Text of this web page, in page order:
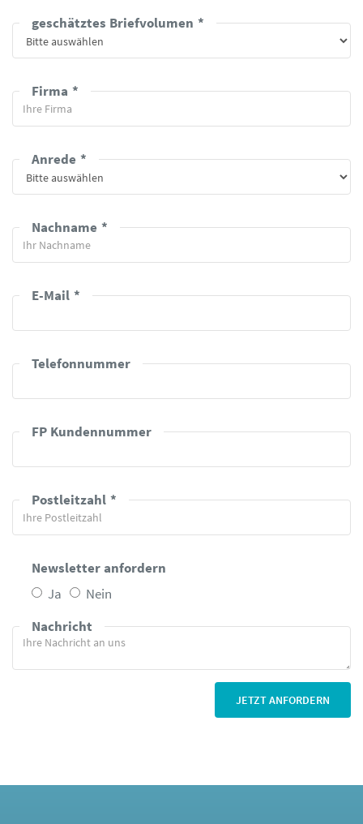
geschätztes Briefvolumen
Firma
Anrede
Nachname
E-Mail
Telefonnummer
FP Kundennummer
Postleitzahl
Newsletter anfordern
Ja
Nein
Nachricht